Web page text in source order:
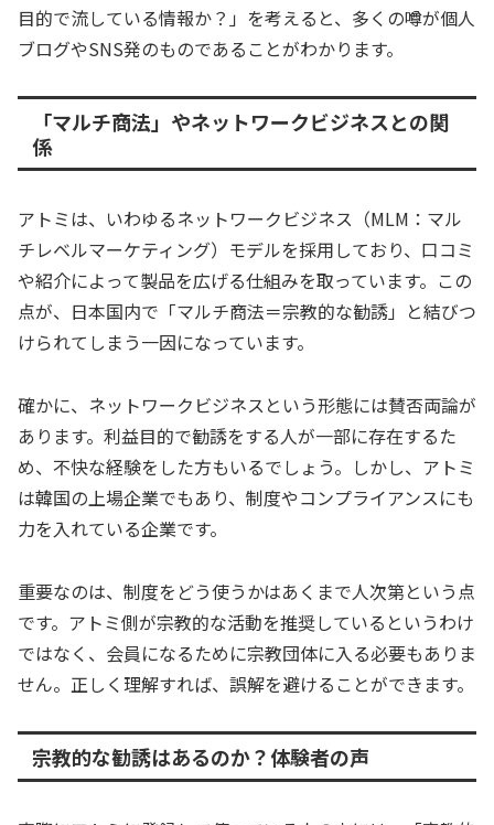
目的で流している情報か？」を考えると、多くの噂が個人
ブログやSNS発のものであることがわかります。
「マルチ商法」やネットワークビジネスとの関
係
アトミは、いわゆるネットワークビジネス（MLM：マル
チレベルマーケティング）モデルを採用しており、口コミ
や紹介によって製品を広げる仕組みを取っています。この
点が、日本国内で「マルチ商法＝宗教的な勧誘」と結びつ
けられてしまう一因になっています。
確かに、ネットワークビジネスという形態には賛否両論が
あります。利益目的で勧誘をする人が一部に存在するた
め、不快な経験をした方もいるでしょう。しかし、アトミ
は韓国の上場企業でもあり、制度やコンプライアンスにも
力を入れている企業です。
重要なのは、制度をどう使うかはあくまで人次第という点
です。アトミ側が宗教的な活動を推奨しているというわけ
ではなく、会員になるために宗教団体に入る必要もありま
せん。正しく理解すれば、誤解を避けることができます。
宗教的な勧誘はあるのか？体験者の声